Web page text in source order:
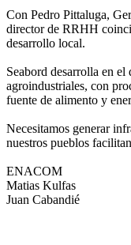
Con Pedro Pittaluga,
director de RRHH
desarrollo local.
Seabord desarrolla en
agroindustriales, con
fuente de alimento y
Necesitamos generar
nuestros pueblos
ENACOM
Matias Kulfas
Juan Cabandié